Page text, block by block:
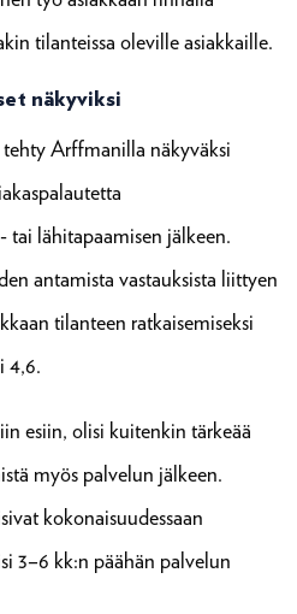
tilanteissa oleville asiakkaille.
näkyviksi
Arffmanilla näkyväksi
tai lähitapaamisen jälkeen.
antamista vastauksista liittyen
tilanteen ratkaisemiseksi
4,6.
esiin, olisi kuitenkin tärkeää
myös palvelun jälkeen.
kokonaisuudessaan
3–6 kk:n päähän palvelun